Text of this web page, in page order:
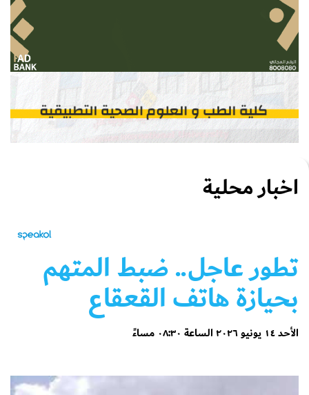
اخبار محلية
تطور عاجل.. ضبط المتهم
بحيازة هاتف القعقاع
الأحد ١٤ يونيو ٢٠٢٦ الساعة ٠٨:٣٠ مساءً